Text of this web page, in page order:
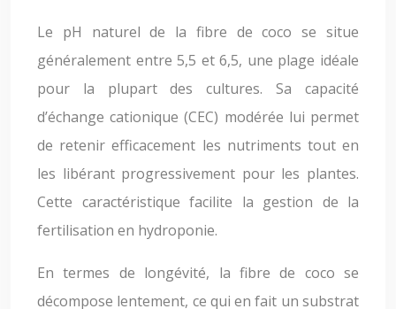
Le pH naturel de la fibre de coco se situe
généralement entre 5,5 et 6,5, une plage idéale
pour la plupart des cultures. Sa capacité
d’échange cationique (CEC) modérée lui permet
de retenir efficacement les nutriments tout en
les libérant progressivement pour les plantes.
Cette caractéristique facilite la gestion de la
fertilisation en hydroponie.
En termes de longévité, la fibre de coco se
décompose lentement, ce qui en fait un substrat